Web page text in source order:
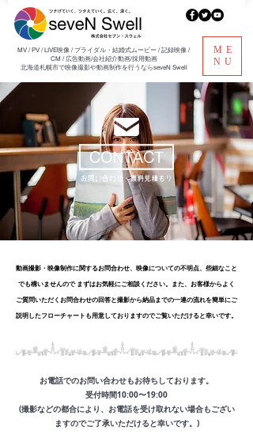
​MV / PV / LIVE映像 / ブライダル・結婚式ムービー / 記録映像 /
CM / 広告動画/会社紹介動画/採用動画
北海道札幌市で映像撮影や動画制作を行うならseveN Swell
ME
NU
動画撮影・映像制作に関するお問合わせ、映像についての不明点、 些細なこと
でも構いませんので まずはお気軽にご相談ください。 また、お客様からよく
ご質問いただくお問合わせの回答と撮影から納品までの一連の流れを簡単にご
説明したフローチャートも​用意しておりますのでご覧いただけると幸いです。
お電話でのお問い合わせもお待ちしております。
受付時間10:00〜19:00
(撮影などの都合により、お電話を受け取れない場合もござい
ますのでご了承いただけると幸いです。)